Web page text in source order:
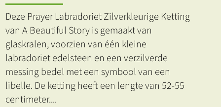
Deze Prayer Labradoriet Zilverkleurige Ketting
van A Beautiful Story is gemaakt van
glaskralen, voorzien van één kleine
labradoriet edelsteen en een verzilverde
messing bedel met een symbool van een
libelle. De ketting heeft een lengte van 52-55
centimeter....